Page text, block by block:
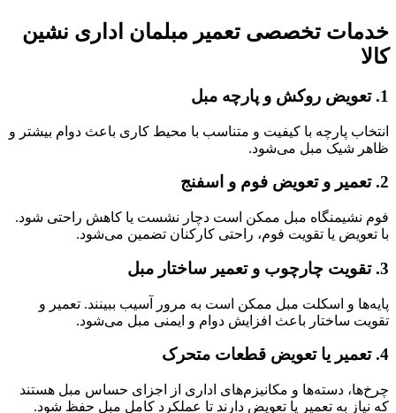
خدمات تخصصی تعمیر مبلمان اداری نشین
کالا
1. تعویض روکش و پارچه مبل
انتخاب پارچه با کیفیت و متناسب با محیط کاری باعث دوام بیشتر و
ظاهر شیک مبل می‌شود.
2. تعمیر و تعویض فوم و اسفنج
فوم نشیمنگاه مبل ممکن است دچار نشست یا کاهش راحتی شود.
با تعویض یا تقویت فوم، راحتی کارکنان تضمین می‌شود.
3. تقویت چارچوب و تعمیر ساختار مبل
پایه‌ها و اسکلت مبل ممکن است به مرور آسیب ببینند. تعمیر و
تقویت ساختار باعث افزایش دوام و ایمنی مبل می‌شود.
4. تعمیر یا تعویض قطعات متحرک
چرخ‌ها، دسته‌ها و مکانیزم‌های اداری از اجزای حساس مبل هستند
که نیاز به تعمیر یا تعویض دارند تا عملکرد کامل مبل حفظ شود.